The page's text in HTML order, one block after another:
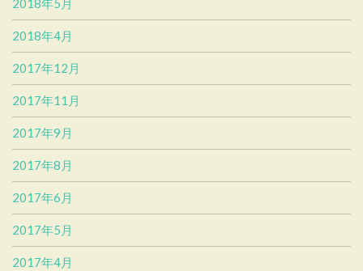
2018年5月
2018年4月
2017年12月
2017年11月
2017年9月
2017年8月
2017年6月
2017年5月
2017年4月